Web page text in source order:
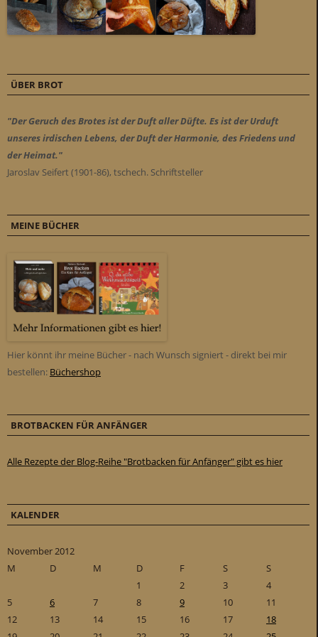
ÜBER BROT
"Der Geruch des Brotes ist der Duft aller Düfte. Es ist der Urduft
unseres irdischen Lebens, der Duft der Harmonie, des Friedens und
der Heimat."
Jaroslav Seifert (1901-86), tschech. Schriftsteller
MEINE BÜCHER
Hier könnt ihr meine Bücher - nach Wunsch signiert - direkt bei mir
bestellen: Büchershop
BROTBACKEN FÜR ANFÄNGER
Alle Rezepte der Blog-Reihe "Brotbacken für Anfänger" gibt es hier
KALENDER
November 2012
M
D M D F S
S
1
2 3
4
5
6 7 8 9 10
11
12
13 14 15 16 17
18